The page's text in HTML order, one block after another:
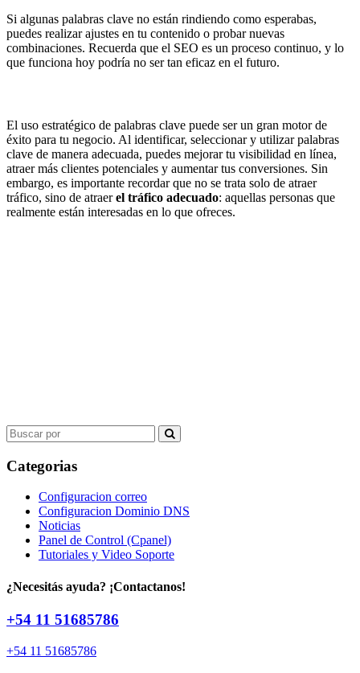
Si algunas palabras clave no están rindiendo como esperabas,
puedes realizar ajustes en tu contenido o probar nuevas
combinaciones. Recuerda que el SEO es un proceso continuo, y lo
que funciona hoy podría no ser tan eficaz en el futuro.
El uso estratégico de palabras clave puede ser un gran motor de
éxito para tu negocio. Al identificar, seleccionar y utilizar palabras
clave de manera adecuada, puedes mejorar tu visibilidad en línea,
atraer más clientes potenciales y aumentar tus conversiones. Sin
embargo, es importante recordar que no se trata solo de atraer
tráfico, sino de atraerel tráfico adecuado: aquellas personas que
realmente están interesadas en lo que ofreces.
Search
for:
Categorias
Configuracion correo
Configuracion Dominio DNS
Noticias
Panel de Control (Cpanel)
Tutoriales y Video Soporte
¿Necesitás ayuda? ¡Contactanos!
+54 11 51685786
+54 11 51685786